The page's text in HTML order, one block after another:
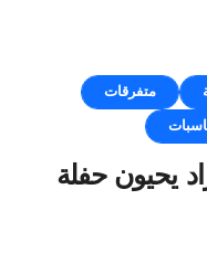
متفرقات
يحيون حفلة